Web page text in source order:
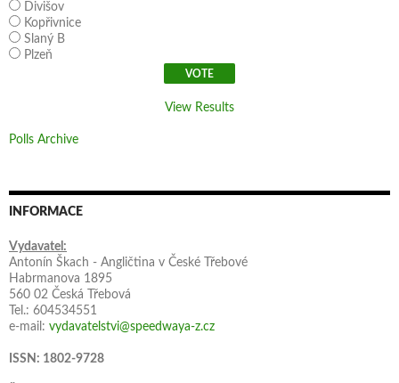
Divišov
Kopřivnice
Slaný B
Plzeň
View Results
Polls Archive
INFORMACE
Vydavatel:
Antonín Škach - Angličtina v České Třebové
Habrmanova 1895
560 02 Česká Třebová
Tel.: 604534551
e-mail: vydavatelstvi@speedwaya-z.cz
ISSN: 1802-9728